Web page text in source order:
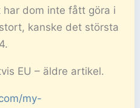
dom inte fått göra i
kanske det största
EU – äldre artikel.
my-